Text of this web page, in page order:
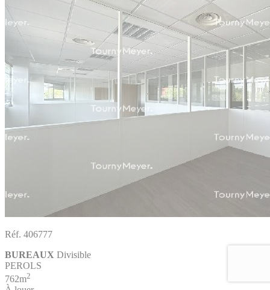
Réf. 406777
BUREAUX Divisible
PEROLS
762m2